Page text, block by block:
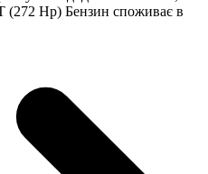
(272 Hp) Бензин споживає в